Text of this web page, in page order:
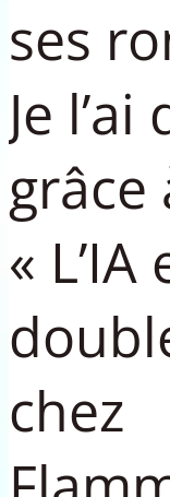
ses
Je
grâce
«
chez